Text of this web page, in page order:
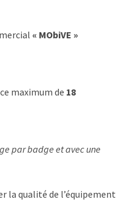
« MObiVE »
maximum de 18
par badge et avec une
la qualité de l’équipement